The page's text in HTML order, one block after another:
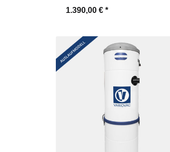
1.390,00 € *